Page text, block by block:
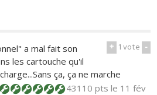
+ 1vote -
a mal fait son
les cartouche qu'il
ça, ça ne marche
43110 ptsle 11 fév